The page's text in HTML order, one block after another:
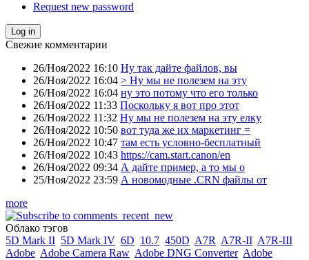
Request new password
Свежие комментарии
26/Ноя/2022 16:10 Ну так дайте файлов, вы
26/Ноя/2022 16:04 > Ну мы не полезем на эту
26/Ноя/2022 16:04 ну это потому что его только
26/Ноя/2022 11:33 Поскольку я вот про этот
26/Ноя/2022 11:32 Ну мы не полезем на эту елку
26/Ноя/2022 10:50 вот туда же их маркетинг =
26/Ноя/2022 10:47 там есть условно-бесплатный
26/Ноя/2022 10:43 https://cam.start.canon/en
26/Ноя/2022 09:34 А дайте пример, а то мы о
25/Ноя/2022 23:59 А новомодные .CRN файлы от
more
Облако тэгов
5D Mark II 5D Mark IV 6D 10.7 450D A7R A7R-II A7R-III
Adobe Adobe Camera Raw Adobe DNG Converter Adobe